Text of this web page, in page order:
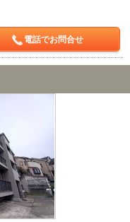
電話でお問合せ